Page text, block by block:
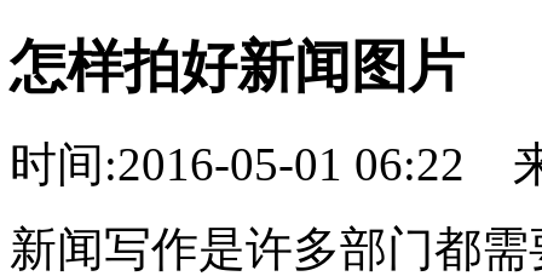
怎样拍好新闻图片
时间:2016-05-01 06:22
新闻写作是许多部门都